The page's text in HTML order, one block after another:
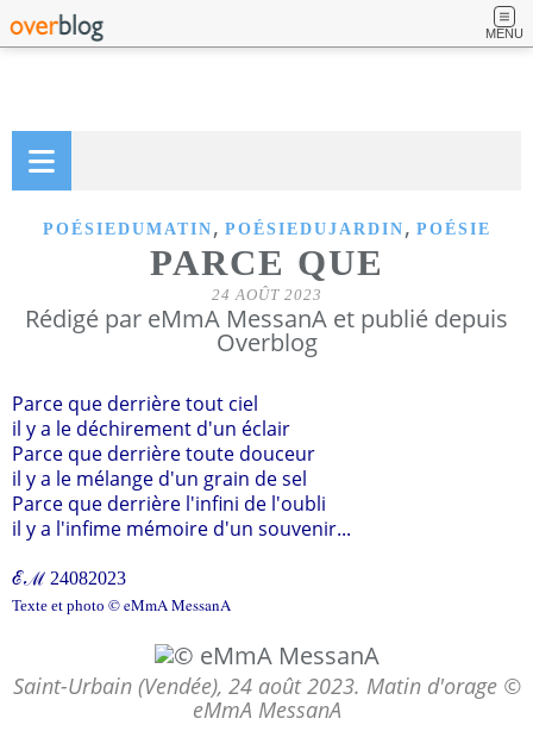
MENU
POÉSIEDUMATIN , POÉSIEDUJARDIN , POÉSIE
PARCE QUE
24 AOÛT 2023
Rédigé par eMmA MessanA et publié depuis
Overblog
Parce que derrière tout ciel
il y a le déchirement d'un éclair
Parce que derrière toute douceur
il y a le mélange d'un grain de sel
Parce que derrière l'infini de l'oubli
il y a l'infime mémoire d'un souvenir...
ℰℳ 24082023
Texte et photo © eMmA MessanA
Saint-Urbain (Vendée), 24 août 2023. Matin d'orage ©
eMmA MessanA